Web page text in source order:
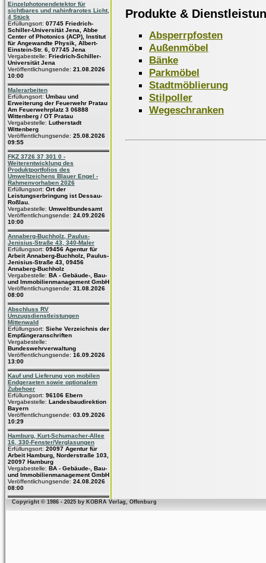
Einzelphotonendetektor für
sichtbares und nahinfrarotes Licht,
4 Stück
Erfüllungsort: 07745 Friedrich-
Schiller-Universität Jena, Abbe
Center of Photonics (ACP), Institut
für Angewandte Physik, Albert-
Einstein-Str. 6, 07745 Jena
Vergabestelle: Friedrich-Schiller-
Universität Jena
Veröffentlichungsende: 21.08.2026
10:00
Malerarbeiten
Erfüllungsort: Umbau und
Erweiterung der Feuerwehr Pratau
Am Feuerwehrplatz 3 06888
Wittenberg / OT Pratau
Vergabestelle: Lutherstadt
Wittenberg
Veröffentlichungsende: 25.08.2026
09:55
FKZ 3726 37 301 0 -
Weiterentwicklung des
Produktportfolios des
Umweltzeichens Blauer Engel -
Rahmenvorhaben 2026
Erfüllungsort: Ort der
Leistungserbringung ist Dessau-
Roßlau.
Vergabestelle: Umweltbundesamt
Veröffentlichungsende: 24.09.2026
10:00
Annaberg-Buchholz, Paulus-
Jenisius-Straße 43, 340-Maler
Erfüllungsort: 09456 Agentur für
Arbeit Annaberg-Buchholz, Paulus-
Jenisius-Straße 43, 09456
Annaberg-Buchholz
Vergabestelle: BA - Gebäude-, Bau-
und Immobilienmanagement GmbH
Veröffentlichungsende: 31.08.2026
08:00
Abschluss RV
Umzugsdienstleistungen
Mittenwald
Erfüllungsort: Siehe Verzeichnis der
Empfängeranschriften
Vergabestelle:
Bundeswehrverwaltung
Veröffentlichungsende: 16.09.2026
13:00
Kauf und Lieferung von mobilen
Endgeraeten sowie optionalem
Zubehoer
Erfüllungsort: 96106 Ebern
Vergabestelle: Landesbaudirektion
Bayern
Veröffentlichungsende: 03.09.2026
10:29
Hamburg, Kurt-Schumacher-Allee
16, 330-Fenster/Verglasungen
Erfüllungsort: 20097 Agentur für
Arbeit Hamburg, Norderstraße 103,
20097 Hamburg
Vergabestelle: BA - Gebäude-, Bau-
und Immobilienmanagement GmbH
Veröffentlichungsende: 24.08.2026
08:00
Produkte &
Absperrpfosten
Außenmöbel
Bänke
Parkmöbel
Stadtmöblierung
Stilpoller
Wegeschranken
Copyright © 1986 - 2025 by KOBRA Verlag, Offenburg